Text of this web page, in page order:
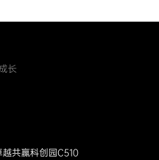
长
共赢科创园C510